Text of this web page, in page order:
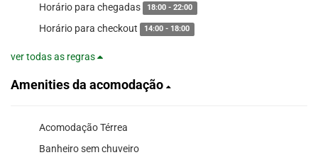
Horário para chegadas 18:00 - 22:00
Horário para checkout 14:00 - 18:00
ver todas as regras
Amenities da acomodação
Acomodação Térrea
Banheiro sem chuveiro